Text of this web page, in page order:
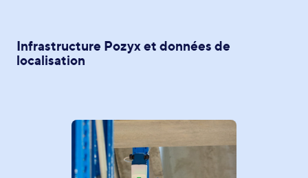
Infrastructure Pozyx et données de
localisation